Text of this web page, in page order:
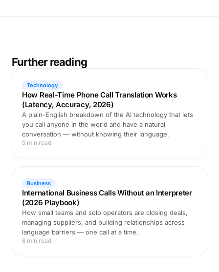
Further reading
Technology
How Real-Time Phone Call Translation Works
(Latency, Accuracy, 2026)
A plain-English breakdown of the AI technology that lets
you call anyone in the world and have a natural
conversation — without knowing their language.
5 min read
Business
International Business Calls Without an Interpreter
(2026 Playbook)
How small teams and solo operators are closing deals,
managing suppliers, and building relationships across
language barriers — one call at a time.
6 min read